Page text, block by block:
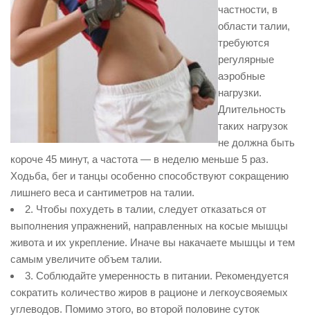
частности, в
области талии,
требуются
регулярные
аэробные
нагрузки.
Длительность
таких нагрузок
не должна быть
короче 45 минут, а частота — в неделю меньше 5 раз.
Ходьба, бег и танцы особенно способствуют сокращению
лишнего веса и сантиметров на талии.
2. Чтобы похудеть в талии, следует отказаться от
выполнения упражнений, направленных на косые мышцы
живота и их укрепление. Иначе вы накачаете мышцы и тем
самым увеличите объем талии.
3. Соблюдайте умеренность в питании. Рекомендуется
сократить количество жиров в рационе и легкоусвояемых
углеводов. Помимо этого, во второй половине суток